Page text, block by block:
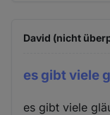
David (nicht
es gibt viele
es gibt viele